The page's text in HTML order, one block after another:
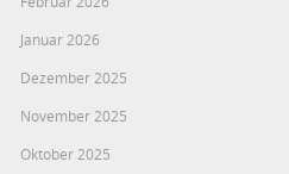
Januar 2026
Dezember 2025
November 2025
Oktober 2025